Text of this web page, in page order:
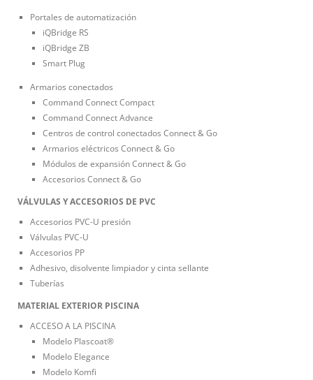
Portales de automatización
iQBridge RS
iQBridge ZB
Smart Plug
Armarios conectados
Command Connect Compact
Command Connect Advance
Centros de control conectados Connect & Go
Armarios eléctricos Connect & Go
Módulos de expansión Connect & Go
Accesorios Connect & Go
VÁLVULAS Y ACCESORIOS DE PVC
Accesorios PVC-U presión
Válvulas PVC-U
Accesorios PP
Adhesivo, disolvente limpiador y cinta sellante
Tuberías
MATERIAL EXTERIOR PISCINA
ACCESO A LA PISCINA
Modelo Plascoat®
Modelo Elegance
Modelo Komfi